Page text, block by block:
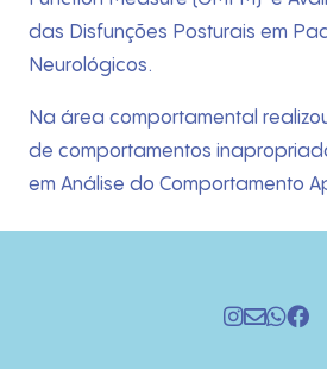
das Disfunções Posturais em
Neurológicos.
Na área comportamental
de comportamentos
em Análise do Comportamento